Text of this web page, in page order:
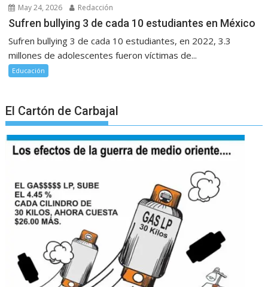
May 24, 2026 Redacción
Sufren bullying 3 de cada 10 estudiantes en México
Sufren bullying 3 de cada 10 estudiantes, en 2022, 3.3
millones de adolescentes fueron víctimas de...
Educación
El Cartón de Carbajal